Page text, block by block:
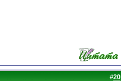
#20